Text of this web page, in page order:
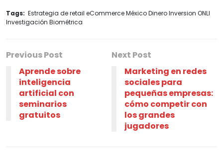
Tags: Estrategia de retail eCommerce México Dinero Inversion ONLI
Investigación Biométrica
Previous Post
Aprende sobre
inteligencia
artificial con
seminarios
gratuitos
Next Post
Marketing en redes
sociales para
pequeñas empresas:
cómo competir con
los grandes
jugadores